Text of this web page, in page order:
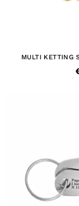
MULTI KETTING